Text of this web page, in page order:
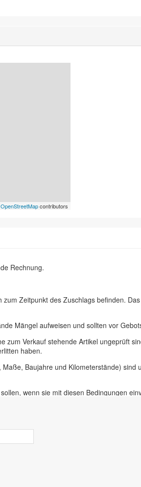
OpenStreetMapcontributors
Rechnung.
Zeitpunkt des Zuschlags befinden.
Mängel aufweisen und sollten vor
zum Verkauf stehende Artikel ungeprüft
haben.
Baujahre und Kilometerstände)
wenn sie mit diesen Bedingungen
bei Insolvenzversteigerungen.
gestellt ist haben sie die Möglichkeit,